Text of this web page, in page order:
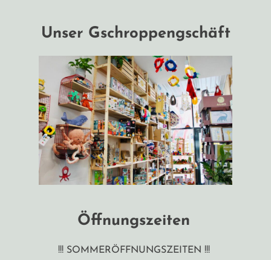
Unser Gschroppengschäft
Öffnungszeiten
!!! SOMMERÖFFNUNGSZEITEN !!!